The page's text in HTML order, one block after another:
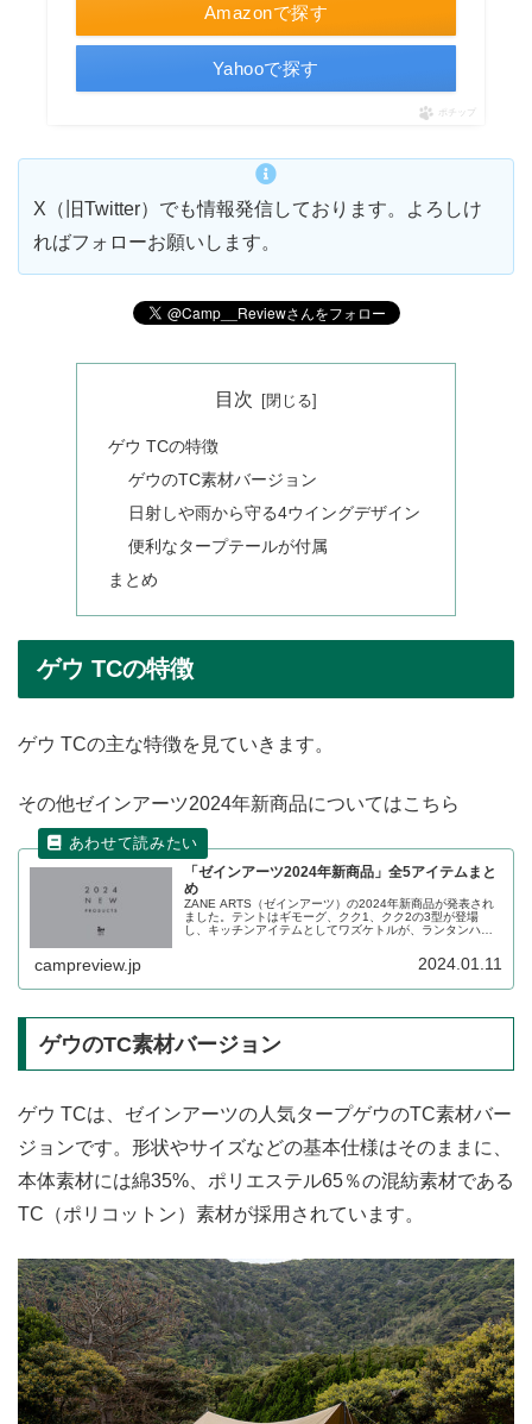
Amazonで探す
Yahooで探す
ポチップ
X（旧Twitter）でも情報発信しております。よろしけ
ればフォローお願いします。
目次
ゲウ TCの特徴
ゲウのTC素材バージョン
日射しや雨から守る4ウイングデザイン
便利なタープテールが付属
まとめ
ゲウ TCの特徴
ゲウ TCの主な特徴を見ていきます。
その他ゼインアーツ2024年新商品についてはこちら
「ゼインアーツ2024年新商品」全5アイテムまと
め
ZANE ARTS（ゼインアーツ）の2024年新商品が発表され
ました。テントはギモーグ、クク1、クク2の3型が登場
し、キッチンアイテムとしてワズケトルが、ランタンハン
campreview.jp 2024.01.11
ゲウのTC素材バージョン
ゲウ TCは、ゼインアーツの人気タープゲウのTC素材バー
ジョンです。形状やサイズなどの基本仕様はそのままに、
本体素材には綿35%、ポリエステル65％の混紡素材である
TC（ポリコットン）素材が採用されています。